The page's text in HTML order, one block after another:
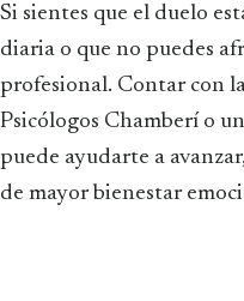
Si sientes que el duelo
diaria o que no puedes
profesional. Contar con
Psicólogos Chamberí o
puede ayudarte a
de mayor bienestar